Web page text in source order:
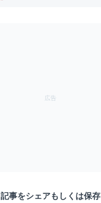
記事をシェアもしくは保存